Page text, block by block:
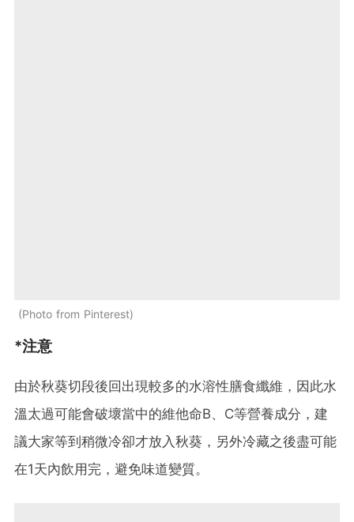
Photo from Pinterest
*注意
由於秋葵切段後回出現較多的水溶性膳食纖維，因此水
溫太過可能會破壞當中的維他命B、C等營養成分，建
議大家等到稍微冷卻才放入秋葵，另外冷藏之後盡可能
在1天內飲用完，避免味道變質。